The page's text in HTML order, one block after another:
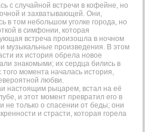
с случайной встречи в кофейне, но
и захватывающей. Они,
в том небольшом уголке города, но
в симфонии, которая
встреча произошла в ночном
музыкальные произведения. В этом
их история обрела новое
знакомыми; их сердца бились в
момента началась история,
любви.
настоящим рыцарем, встал на её
и этот момент превратил его в
только о спасении от беды; они
и страсти, которая горела